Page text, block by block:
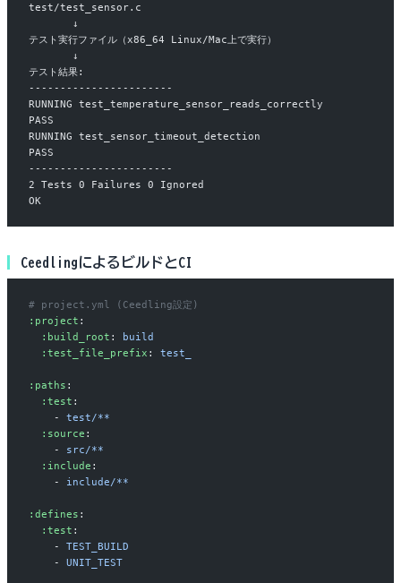
test/test_sensor.c
       ↓
テスト実行ファイル（x86_64 Linux/Mac上で実行）
       ↓
テスト結果:
-----------------------
RUNNING test_temperature_sensor_reads_correctly
PASS
RUNNING test_sensor_timeout_detection
PASS
-----------------------
2 Tests 0 Failures 0 Ignored
OK
CeedlingによるビルドとCI
# project.yml (Ceedling設定)
:project :
  :build_root
:
build
  :test_file_prefix
: test_
:paths :
  :test
:
    -
test/**
  :source
:
    -
src/**
  :include
:
    -
include/**
:defines :
  :test
:
    -
TEST_BUILD
    -
UNIT_TEST